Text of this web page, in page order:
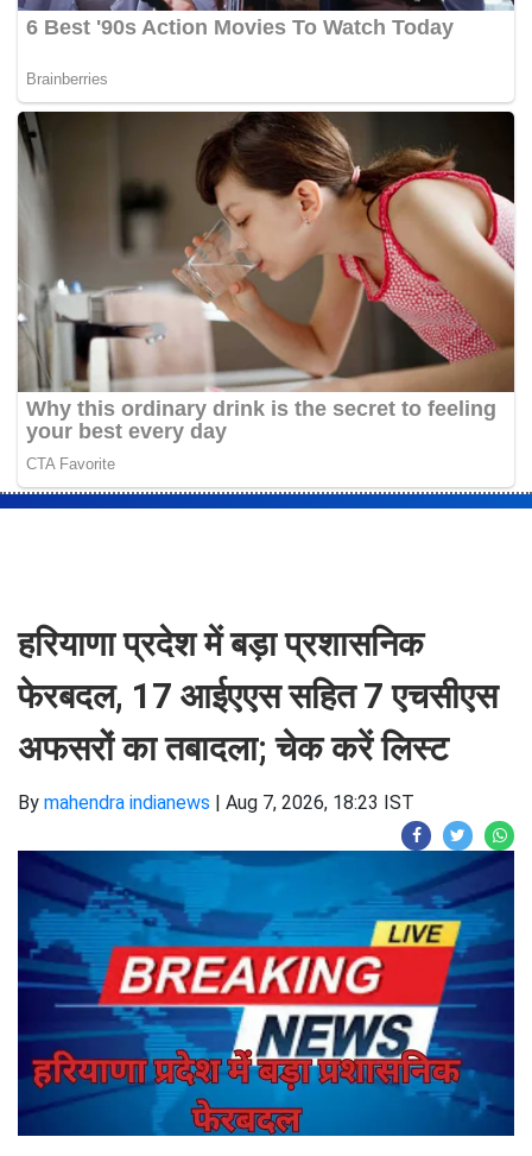
हरियाणा प्रदेश में बड़ा प्रशासनिक
फेरबदल, 17 आईएएस सहित 7 एचसीएस
अफसरों का तबादला; चेक करें लिस्ट
By mahendra indianews | Aug 7, 2026, 18:23 IST